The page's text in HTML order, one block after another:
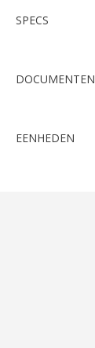
SPECS
DOCUMENTEN
EENHEDEN